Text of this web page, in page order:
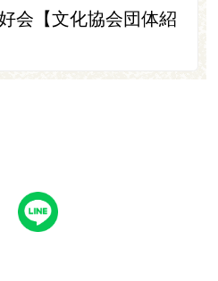
会【文化協会団体紹